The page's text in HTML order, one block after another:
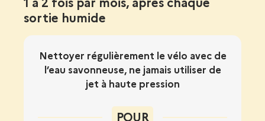
1 à 2 fois par mois, après chaque
sortie humide
Nettoyer régulièrement le vélo avec de
l’eau savonneuse, ne jamais utiliser de
jet à haute pression
POUR